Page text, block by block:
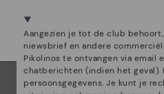
Kies de
Aangezien je tot de club
niewsbrief en andere
Pikolinos te ontvangen via email
chatberichten (indien het geval).
persoonsgegevens. Je kunt je